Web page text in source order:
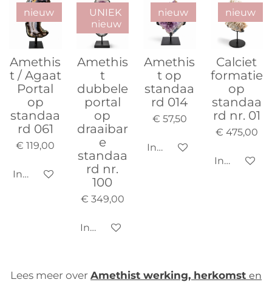
nieuw
Amethis
t / Agaat
Portal
op
standaa
rd 061
€ 119,00
In winkelwagen
UNIEK
nieuw
Amethis
t
dubbele
portal
op
draaibar
e
standaa
rd nr.
100
€ 349,00
In winkelwagen
nieuw
Amethis
t op
standaa
rd 014
€ 57,50
In winkelwagen
nieuw
Calciet
formatie
op
standaa
rd nr. 01
€ 475,00
In
Lees meer over Amethist werking, herkomst en